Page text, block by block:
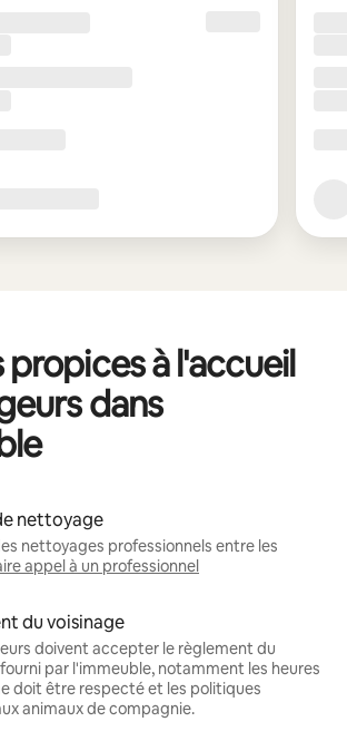
à l'accueil
dans
nettoyage
nettoyages professionnels entre les
appel à un professionnel
du voisinage
doivent accepter le règlement du
par l'immeuble, notamment les heures
doit être respecté et les politiques
animaux de compagnie.